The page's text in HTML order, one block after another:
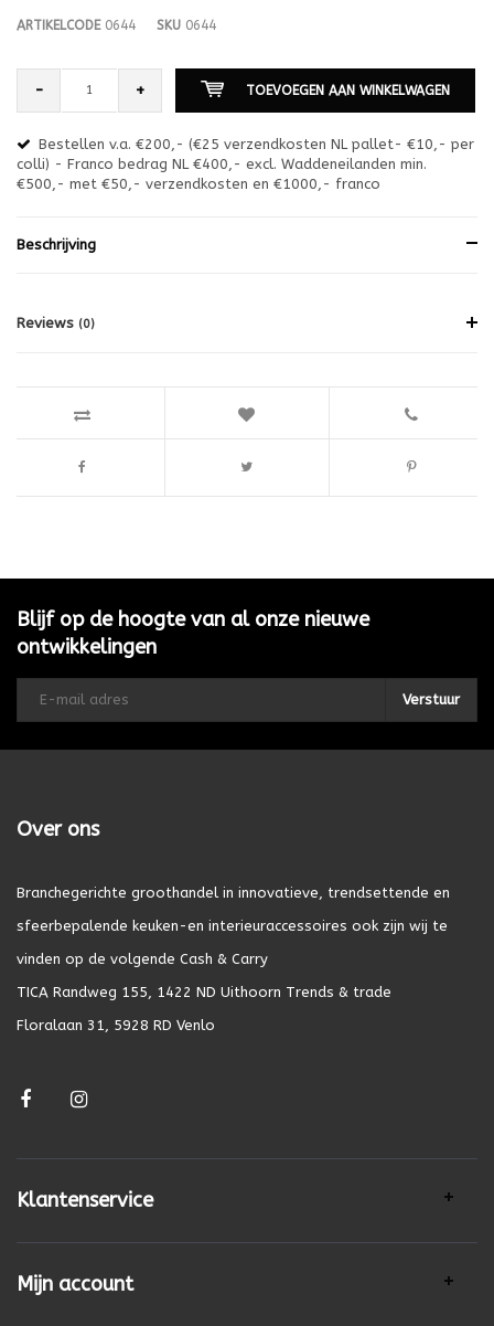
ARTIKELCODE0644 SKU 0644
- + TOEVOEGEN AAN WINKELWAGEN
Bestellen v.a. €200,- (€25 verzendkosten NL pallet- €10,- per
colli) - Franco bedrag NL €400,- excl. Waddeneilanden min.
€500,- met €50,- verzendkosten en €1000,- franco
Beschrijving
Reviews (0)
Blijf op de hoogte van al onze nieuwe
ontwikkelingen
Verstuur
Over ons
Branchegerichte groothandel in innovatieve, trendsettende en
sfeerbepalende keuken-en interieuraccessoires ook zijn wij te
vinden op de volgende Cash & Carry
TICA Randweg 155, 1422 ND Uithoorn Trends & trade
Floralaan 31, 5928 RD Venlo
Klantenservice
Mijn account